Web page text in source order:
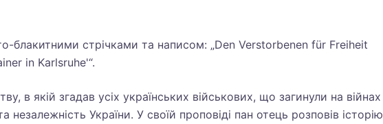
блакитними стрічками та написом: „Den Verstorbenen für Freiheit
in Karlsruhe'“.
в якій згадав усіх українських військових, що загинули на війнах
незалежність України. У своїй проповіді пан отець розповів історію